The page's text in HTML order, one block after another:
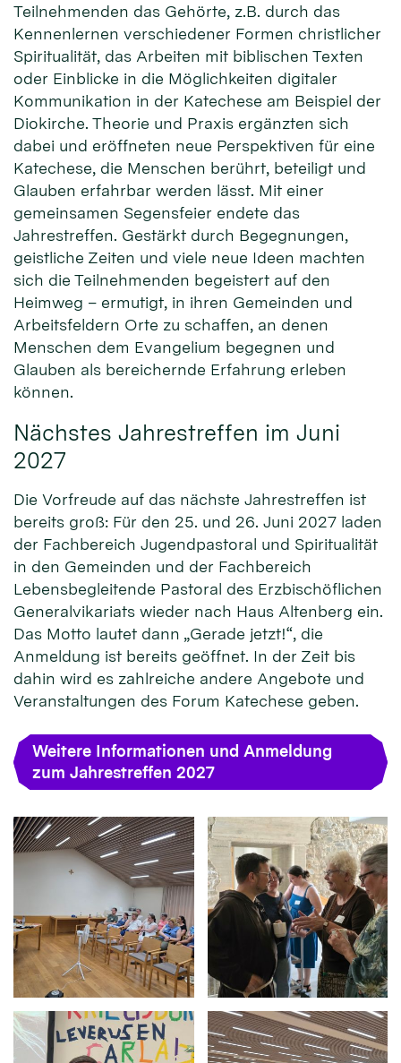
Teilnehmenden das Gehörte, z.B. durch das
Kennenlernen verschiedener Formen christlicher
Spiritualität, das Arbeiten mit biblischen Texten
oder Einblicke in die Möglichkeiten digitaler
Kommunikation in der Katechese am Beispiel der
Diokirche. Theorie und Praxis ergänzten sich
dabei und eröffneten neue Perspektiven für eine
Katechese, die Menschen berührt, beteiligt und
Glauben erfahrbar werden lässt. Mit einer
gemeinsamen Segensfeier endete das
Jahrestreffen. Gestärkt durch Begegnungen,
geistliche Zeiten und viele neue Ideen machten
sich die Teilnehmenden begeistert auf den
Heimweg – ermutigt, in ihren Gemeinden und
Arbeitsfeldern Orte zu schaffen, an denen
Menschen dem Evangelium begegnen und
Glauben als bereichernde Erfahrung erleben
können.
Nächstes Jahrestreffen im Juni
2027
Die Vorfreude auf das nächste Jahrestreffen ist
bereits groß: Für den 25. und 26. Juni 2027 laden
der Fachbereich Jugendpastoral und Spiritualität
in den Gemeinden und der Fachbereich
Lebensbegleitende Pastoral des Erzbischöflichen
Generalvikariats wieder nach Haus Altenberg ein.
Das Motto lautet dann „Gerade jetzt!“, die
Anmeldung ist bereits geöffnet. In der Zeit bis
dahin wird es zahlreiche andere Angebote und
Veranstaltungen des Forum Katechese geben.
Weitere Informationen und Anmeldung
zum Jahrestreffen 2027